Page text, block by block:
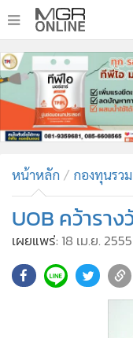
• หน้าหลัก
•
ทันเหตุการณ์
• ภาคใต้
• ภูมิภาค
• บันเทิง
ผู้จัดการรายวัน
• คอลัมนิสต์
• CbizReview
หน้าหลัก กองทุนรวม
UOB คว้ารา
เผยแพร่: 18 เม.ย. 2555